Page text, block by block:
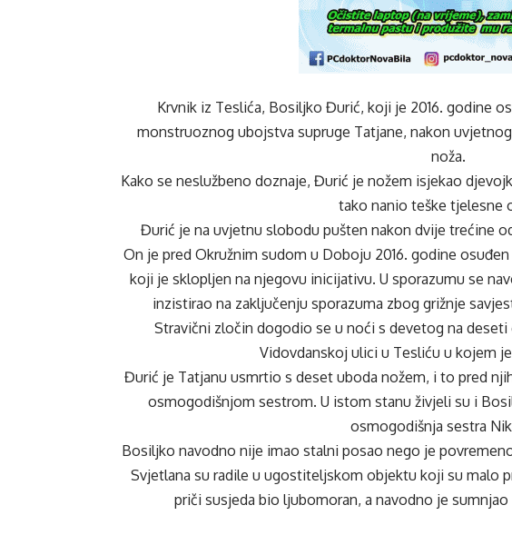
Krvnik iz Teslića, Bosiljko Đurić, koji je 2016. godine
monstruoznog ubojstva supruge Tatjane, nakon
noža.
Kako se neslužbeno doznaje, Đurić je nožem isjekao
tako nanio teške tjelesne
Đurić je na uvjetnu slobodu pušten nakon dvije trećine
On je pred Okružnim sudom u Doboju 2016. godine
koji je sklopljen na njegovu inicijativu. U sporazumu se
inzistirao na zaključenju sporazuma zbog grižnje
Stravični zločin dogodio se u noći s devetog na deseti
Vidovdanskoj ulici u Tesliću u kojem
Đurić je Tatjanu usmrtio s deset uboda nožem, i to pred
osmogodišnjom sestrom. U istom stanu živjeli su i
osmogodišnja sestra
Bosiljko navodno nije imao stalni posao nego je
Svjetlana su radile u ugostiteljskom objektu koji su malo
priči susjeda bio ljubomoran, a navodno je